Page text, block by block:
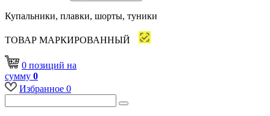
Купальники, плавки, шорты, туники
ТОВАР МАРКИРОВАННЫЙ
0 позиций на
сумму 0
Избранное 0